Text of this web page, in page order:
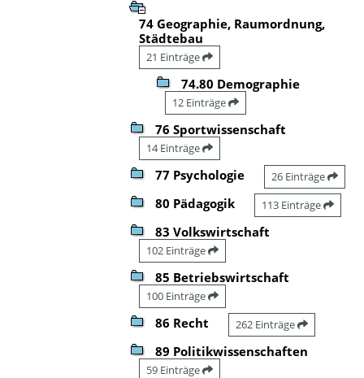
74 Geographie, Raumordnung,
Städtebau
21 Einträge
74.80 Demographie
12 Einträge
76 Sportwissenschaft
14 Einträge
77 Psychologie 26 Einträge
80 Pädagogik 113 Einträge
83 Volkswirtschaft
102 Einträge
85 Betriebswirtschaft
100 Einträge
86 Recht 262 Einträge
89 Politikwissenschaften
59 Einträge